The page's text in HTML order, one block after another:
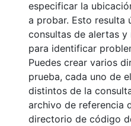
especificar la
a probar. Esto resulta
consultas de alertas y
para identificar
Puedes crear varios
prueba, cada uno de
distintos de la
archivo de referencia
directorio de código